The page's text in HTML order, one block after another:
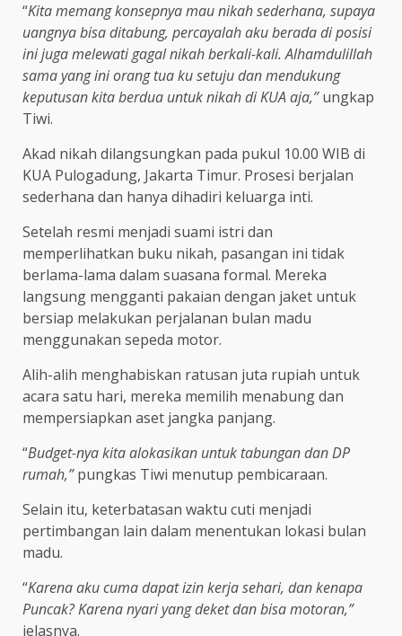
“Kita memang konsepnya mau nikah sederhana, supaya
uangnya bisa ditabung, percayalah aku berada di posisi
ini juga melewati gagal nikah berkali-kali. Alhamdulillah
sama yang ini orang tua ku setuju dan mendukung
keputusan kita berdua untuk nikah di KUA aja,”ungkap
Tiwi.
Akad nikah dilangsungkan pada pukul 10.00 WIB di
KUA Pulogadung, Jakarta Timur. Prosesi berjalan
sederhana dan hanya dihadiri keluarga inti.
Setelah resmi menjadi suami istri dan
memperlihatkan buku nikah, pasangan ini tidak
berlama-lama dalam suasana formal. Mereka
langsung mengganti pakaian dengan jaket untuk
bersiap melakukan perjalanan bulan madu
menggunakan sepeda motor.
Alih-alih menghabiskan ratusan juta rupiah untuk
acara satu hari, mereka memilih menabung dan
mempersiapkan aset jangka panjang.
“Budget-nya kita alokasikan untuk tabungan dan DP
rumah,”pungkas Tiwi menutup pembicaraan.
Selain itu, keterbatasan waktu cuti menjadi
pertimbangan lain dalam menentukan lokasi bulan
madu.
“Karena aku cuma dapat izin kerja sehari, dan kenapa
Puncak? Karena nyari yang deket dan bisa motoran,”
jelasnya.